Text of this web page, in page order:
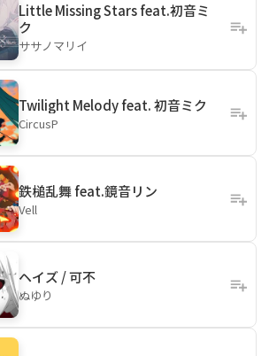
Little Missing Stars feat.初音ミ
ク
ササノマリイ
Twilight Melody feat. 初音ミク
CircusP
鉄槌乱舞 feat.鏡音リン
Vell
ヘイズ / 可不
ぬゆり